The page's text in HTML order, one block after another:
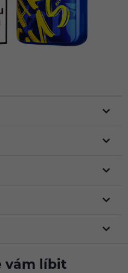
vám líbit